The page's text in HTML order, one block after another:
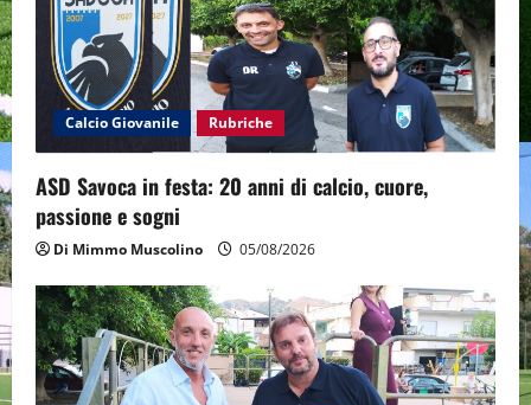
n
Calcio Giovanile Rubriche
ASD Savoca in festa: 20 anni di calcio, cuore,
passione e sogni
Di Mimmo Muscolino 05/08/2026